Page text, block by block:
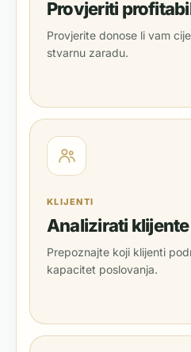
Provjeriti
Provjerite donose li vam
stvarnu zaradu.
KLIJENTI
Analizirati klijente
Prepoznajte koji klijenti
kapacitet poslovanja.